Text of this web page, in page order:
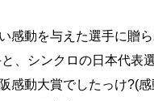
感動を与えた選手に贈ら
、シンクロの日本代表
感動大賞でしたっけ?(